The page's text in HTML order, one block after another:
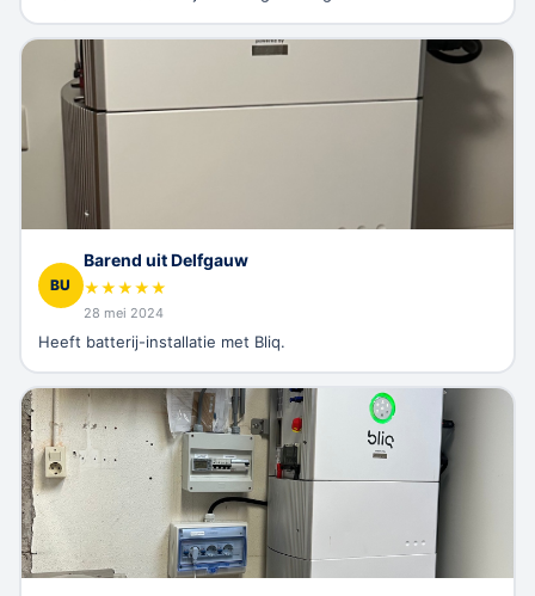
BU
Barend uit Delfgauw
★★★★★
28 mei 2024
Heeft batterij-installatie met Bliq.